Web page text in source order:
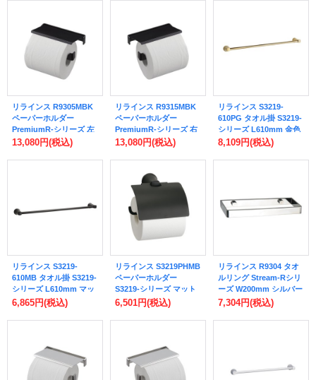
リラインス R9305MBK
ペーパーホルダー
PremiumR-シリーズ 左
勝手 マットブラック
13,080円(税込)
リラインス R9315MBK
ペーパーホルダー
PremiumR-シリーズ 右
勝手 マットブラック
13,080円(税込)
リラインス S3219-
610PG タオル掛 S3219-
シリーズ L610mm 金色
メッキ
8,109円(税込)
リラインス S3219-
610MB タオル掛 S3219-
シリーズ L610mm マッ
トブラック
6,865円(税込)
リラインス S3219PHMB
ペーパーホルダー
S3219-シリーズ マット
ブラック
6,501円(税込)
リラインス R9304 タオ
ルリング Stream-Rシリ
ーズ W200mm シルバー
7,304円(税込)